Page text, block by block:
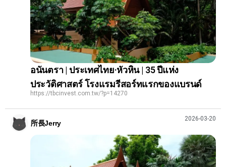
อนันตรา | ประเทศไทย·หัวหิน | 35 ปีแห่ง
ประวัติศาสตร์ โรงแรมรีสอร์ทแรกของแบรนด์
https://tbcinvest.com.tw/?p=14270
所長Jerry
2026-03-20